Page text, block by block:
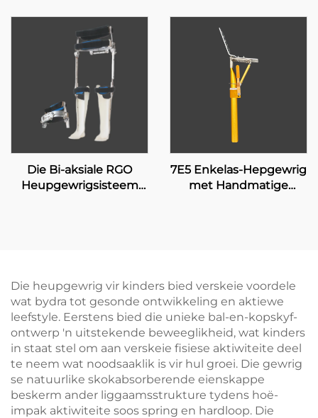
Die Bi-aksiale RGO
Heupgewrigsisteem
7E5 Enkelas-Hepgewrig
met Handmatige
Die heupgewrig vir kinders bied verskeie voordele
wat bydra tot gesonde ontwikkeling en aktiewe
leefstyle. Eerstens bied die unieke bal-en-kopskyf-
ontwerp 'n uitstekende beweeglikheid, wat kinders
in staat stel om aan verskeie fisiese aktiwiteite deel
te neem wat noodsaaklik is vir hul groei. Die gewrig
se natuurlike skokabsorberende eienskappe
beskerm ander liggaamsstrukture tydens hoë-
impak aktiwiteite soos spring en hardloop. Die